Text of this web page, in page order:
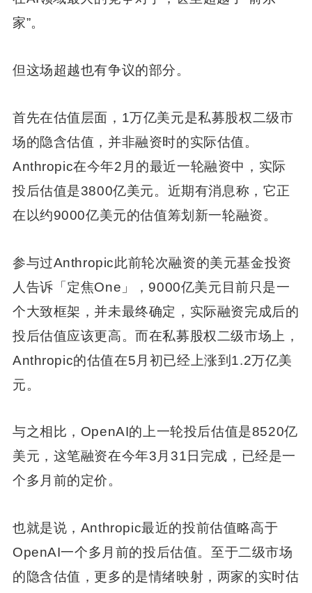
家”。
但这场超越也有争议的部分。
首先在估值层面，1万亿美元是私募股权二级市
场的隐含估值，并非融资时的实际估值。
Anthropic在今年2月的最近一轮融资中，实际
投后估值是3800亿美元。近期有消息称，它正
在以约9000亿美元的估值筹划新一轮融资。
参与过Anthropic此前轮次融资的美元基金投资
人告诉「定焦One」，9000亿美元目前只是一
个大致框架，并未最终确定，实际融资完成后的
投后估值应该更高。而在私募股权二级市场上，
Anthropic的估值在5月初已经上涨到1.2万亿美
元。
与之相比，OpenAI的上一轮投后估值是8520亿
美元，这笔融资在今年3月31日完成，已经是一
个多月前的定价。
也就是说，Anthropic最近的投前估值略高于
OpenAI一个多月前的投后估值。至于二级市场
的隐含估值，更多的是情绪映射，两家的实时估